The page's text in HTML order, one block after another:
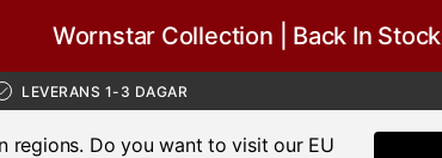
Wornstar Collection | Back In Stock
LEVERANS 1-3 DAGAR
regions. Do you want to visit our EU